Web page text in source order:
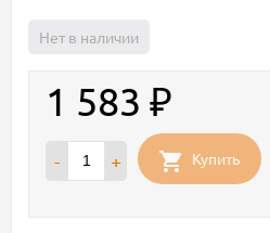
Нет в наличии
1 583
- + Купить